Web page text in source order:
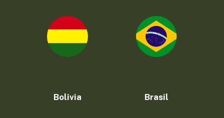
Bolivia Brasil